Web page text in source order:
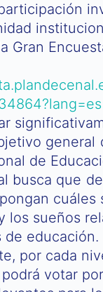
Gran
general
de
busca que
cuáles
los sueños
de educación.
por cada
votar